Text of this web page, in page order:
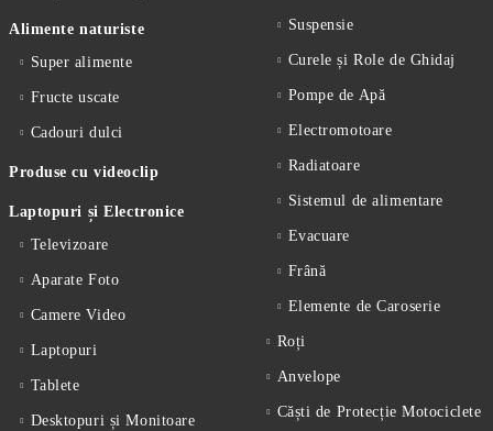
Alimente naturiste
Super alimente
Fructe uscate
Cadouri dulci
Produse cu videoclip
Laptopuri și Electronice
Televizoare
Aparate Foto
Camere Video
Laptopuri
Tablete
Desktopuri și Monitoare
Suspensie
Curele și Role de Ghidaj
Pompe de Apă
Electromotoare
Radiatoare
Sistemul de alimentare
Evacuare
Frână
Elemente de Caroserie
Roți
Anvelope
Căști de Protecție Motociclete